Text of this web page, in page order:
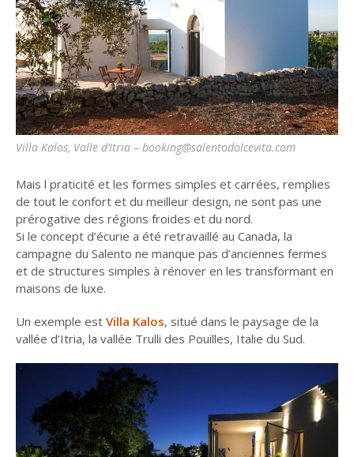
Villa Kalos, Valle d’Itria – booking@salentodolcevita.com
Mais l praticité et les formes simples et carrées, remplies
de tout le confort et du meilleur design, ne sont pas une
prérogative des régions froides et du nord.
Si le concept d’écurie a été retravaillé au Canada, la
campagne du Salento ne manque pas d’anciennes fermes
et de structures simples à rénover en les transformant en
maisons de luxe.
Un exemple est Villa Kalos, situé dans le paysage de la
vallée d’Itria, la vallée Trulli des Pouilles, Italie du Sud.